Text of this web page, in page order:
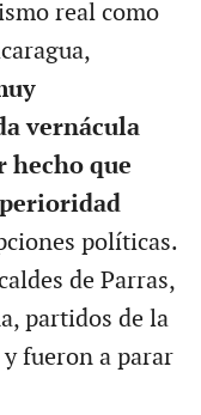
real como
vernácula
hecho que
políticas.
de Parras,
partidos de la
fueron a parar